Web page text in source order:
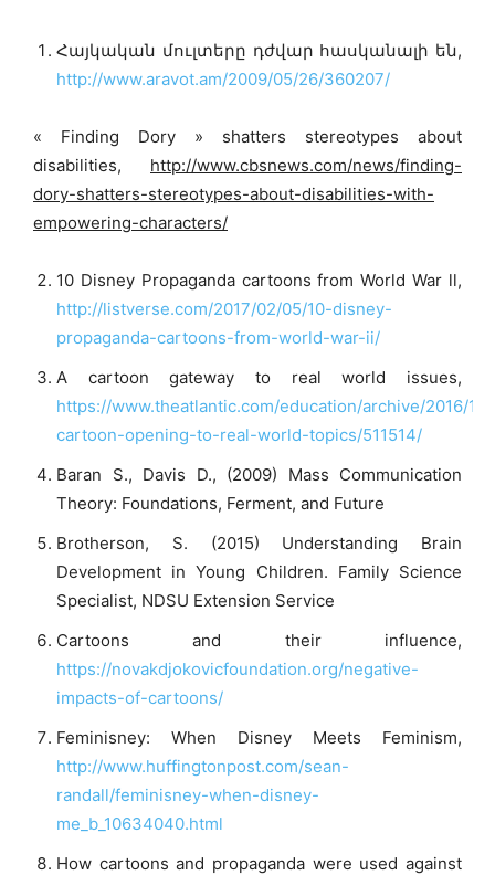
Հայկական մուլտերը դժվար հասկանալի են,
http://www.aravot.am/2009/05/26/360207/
« Finding Dory » shatters stereotypes about
disabilities, http://www.cbsnews.com/news/finding-
dory-shatters-stereotypes-about-disabilities-with-
empowering-characters/
10 Disney Propaganda cartoons from World War ll,
http://listverse.com/2017/02/05/10-disney-
propaganda-cartoons-from-world-war-ii/
A cartoon gateway to real world issues,
https://www.theatlantic.com/education/archive/2016/
cartoon-opening-to-real-world-topics/511514/
Baran S., Davis D., (2009) Mass Communication
Theory: Foundations, Ferment, and Future
Brotherson, S. (2015) Understanding Brain
Development in Young Children. Family Science
Specialist, NDSU Extension Service
Cartoons and their influence,
https://novakdjokovicfoundation.org/negative-
impacts-of-cartoons/
Feminisney: When Disney Meets Feminism,
http://www.huffingtonpost.com/sean-
randall/feminisney-when-disney-
me_b_10634040.html
How cartoons and propaganda were used against